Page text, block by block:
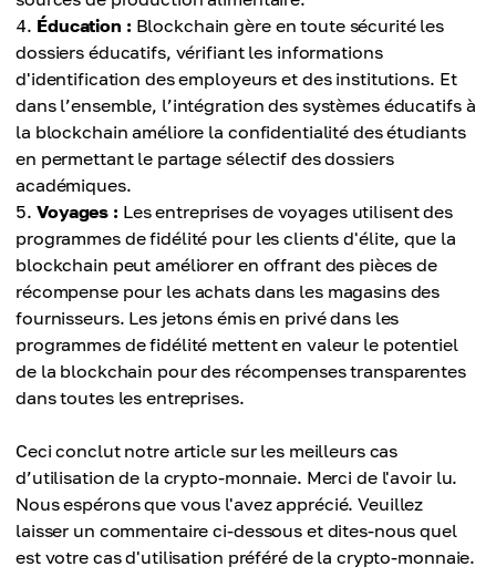
Éducation : Blockchain gère en toute sécurité les
dossiers éducatifs, vérifiant les informations
d'identification des employeurs et des institutions. Et
dans l’ensemble, l’intégration des systèmes éducatifs à
la blockchain améliore la confidentialité des étudiants
en permettant le partage sélectif des dossiers
académiques.
Voyages : Les entreprises de voyages utilisent des
programmes de fidélité pour les clients d'élite, que la
blockchain peut améliorer en offrant des pièces de
récompense pour les achats dans les magasins des
fournisseurs. Les jetons émis en privé dans les
programmes de fidélité mettent en valeur le potentiel
de la blockchain pour des récompenses transparentes
dans toutes les entreprises.
Ceci conclut notre article sur les meilleurs cas
d’utilisation de la crypto-monnaie. Merci de l'avoir lu.
Nous espérons que vous l'avez apprécié. Veuillez
laisser un commentaire ci-dessous et dites-nous quel
est votre cas d'utilisation préféré de la crypto-monnaie.